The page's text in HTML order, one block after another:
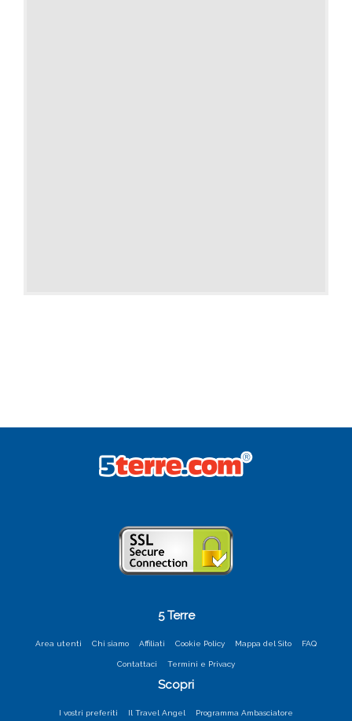
5 Terre
Area utenti Chi siamo Affiliati Cookie Policy Mappa del Sito FAQ
Contattaci Termini e Privacy
Scopri
I vostri preferiti Il Travel Angel Programma Ambasciatore